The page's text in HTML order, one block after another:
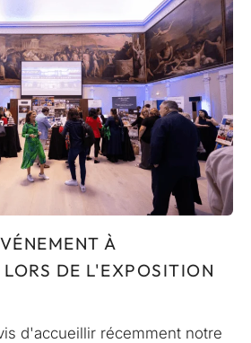
À
DE L'EXPOSITION
d'accueillir récemment notre